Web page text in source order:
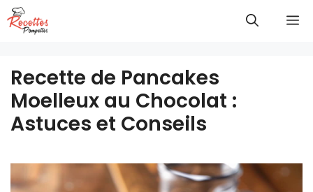
Aller
au
Recette de Pancakes
Moelleux au Chocolat :
Astuces et Conseils